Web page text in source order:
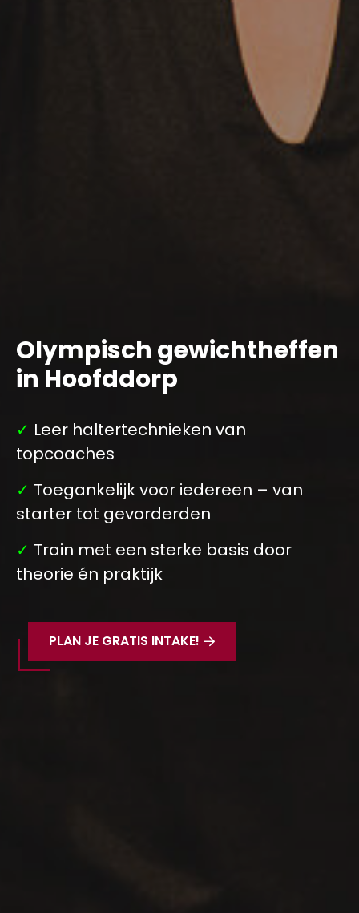
Olympisch gewichtheffen
in Hoofddorp
✓ Leer haltertechnieken van
topcoaches
✓ Toegankelijk voor iedereen – van
starter tot gevorderden
✓ Train met een sterke basis door
theorie én praktijk
PLAN JE GRATIS INTAKE!